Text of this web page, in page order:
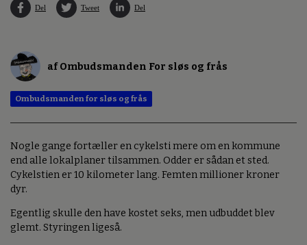
Del Tweet Del
af Ombudsmanden For sløs og frås
Ombudsmanden for sløs og frås
Nogle gange fortæller en cykelsti mere om en kommune
end alle lokalplaner tilsammen. Odder er sådan et sted.
Cykelstien er 10 kilometer lang. Femten millioner kroner
dyr.
Egentlig skulle den have kostet seks, men udbuddet blev
glemt. Styringen ligeså.